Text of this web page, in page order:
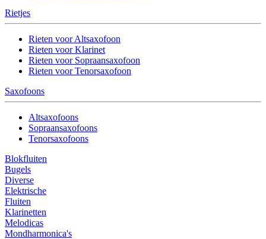
Rietjes
Rieten voor Altsaxofoon
Rieten voor Klarinet
Rieten voor Sopraansaxofoon
Rieten voor Tenorsaxofoon
Saxofoons
Altsaxofoons
Sopraansaxofoons
Tenorsaxofoons
Blokfluiten
Bugels
Diverse
Elektrische
Fluiten
Klarinetten
Melodicas
Mondharmonica's